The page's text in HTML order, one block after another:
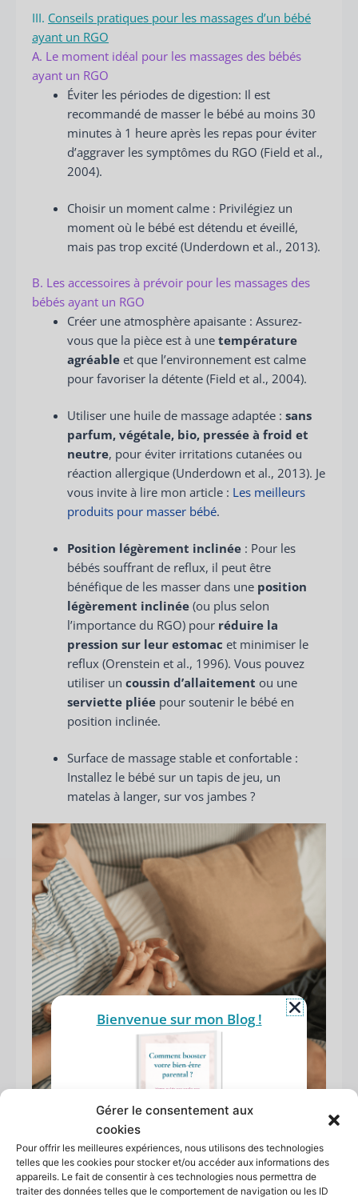
Gérer le consentement aux
cookies
Pour offrir les meilleures expériences, nous utilisons des technologies
telles que les cookies pour stocker et/ou accéder aux informations des
appareils. Le fait de consentir à ces technologies nous permettra de
traiter des données telles que le comportement de navigation ou les ID
III. Conseils pratiques pour les massages d’un bébé
ayant un RGO
A. Le moment idéal pour les massages des bébés
ayant un RGO
Éviter les périodes de digestion: Il est
recommandé de masser le bébé au moins 30
minutes à 1 heure après les repas pour éviter
d’aggraver les symptômes du RGO (Field et al.,
2004).
Choisir un moment calme : Privilégiez un
moment où le bébé est détendu et éveillé,
mais pas trop excité (Underdown et al., 2013).
B. Les accessoires à prévoir pour les massages des
bébés ayant un RGO
Créer une atmosphère apaisante : Assurez-
vous que la pièce est à une température
agréableet que l’environnement est calme
pour favoriser la détente (Field et al., 2004).
Utiliser une huile de massage adaptée : sans
parfum, végétale, bio, pressée à froid et
neutre, pour éviter irritations cutanées ou
réaction allergique (Underdown et al., 2013). Je
vous invite à lire mon article : Les meilleurs
produits pour masser bébé.
Position légèrement inclinée: Pour les
bébés souffrant de reflux, il peut être
bénéfique de les masser dans une position
légèrement inclinée(ou plus selon
l’importance du RGO) pour réduire la
pression sur leur estomac et minimiser le
reflux (Orenstein et al., 1996). Vous pouvez
utiliser un coussin d’allaitement ou une
serviette pliée pour soutenir le bébé en
position inclinée.
Surface de massage stable et confortable :
Installez le bébé sur un tapis de jeu, un
matelas à langer, sur vos jambes ?
Bienvenue sur mon Blog !
Comment booster votre
bien-être parental ?
Recevez 5 pistes d'action dans votre